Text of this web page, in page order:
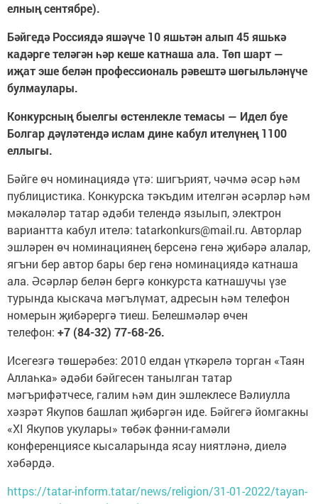
елның сентябре).
Бәйгедә Россиядә яшәүче 10 яшьтән алып 45 яшькә
кадәрге теләгән һәр кеше катнаша ала. Төп шарт —
иҗат эше белән профессиональ рәвештә шөгыльләнүче
булмаулары.
Конкурсның быелгы өстенлекле темасы — Идел буе
Болгар дәүләтендә ислам дине кабул ителүнең 1100
еллыгы.
Бәйге өч номинациядә үтә: шигърият, чәчмә әсәр һәм
публицистика. Конкурска тәкъдим ителгән әсәрләр һәм
мәкаләләр татар әдәби телендә язылып, электрон
вариантта кабул ителә: tatarkonkurs@mail.ru. Авторлар
эшләрен өч номинациянең берсенә генә җибәрә алалар,
ягъни бер автор бары бер генә номинациядә катнаша
ала. Әсәрләр белән бергә конкурста катнашучы үзе
турында кыскача мәгълүмат, адресын һәм телефон
номерын җибәрергә тиеш. Белешмәләр өчен
телефон: +7 (84-32) 77-68-26.
Исегезгә төшерәбез: 2010 елдан үткәрелә торган «Таян
Аллаһка» әдәби бәйгесен танылган татар
мәгърифәтчесе, галим һәм дин эшлеклесе Вәлиулла
хәзрәт Якупов башлап җибәргән иде. Бәйгегә йомгакны
«XI Якупов укулары» төбәк фәнни-гамәли
конференциясе кысаларында ясау ниятләнә, диелә
хәбәрдә.
https://tatar-inform.tatar/news/religion/31-01-2022/tayan-